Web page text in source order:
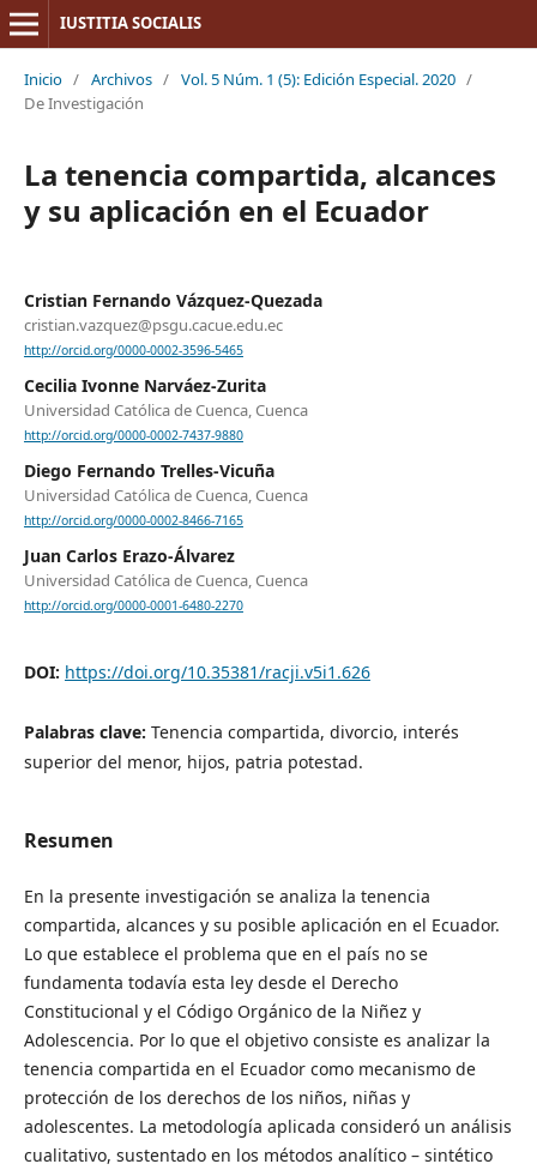
IUSTITIA SOCIALIS
Inicio / Archivos / Vol. 5 Núm. 1 (5): Edición Especial. 2020 /
De Investigación
La tenencia compartida, alcances
y su aplicación en el Ecuador
Cristian Fernando Vázquez-Quezada
cristian.vazquez@psgu.cacue.edu.ec
http://orcid.org/0000-0002-3596-5465
Cecilia Ivonne Narváez-Zurita
Universidad Católica de Cuenca, Cuenca
http://orcid.org/0000-0002-7437-9880
Diego Fernando Trelles-Vicuña
Universidad Católica de Cuenca, Cuenca
http://orcid.org/0000-0002-8466-7165
Juan Carlos Erazo-Álvarez
Universidad Católica de Cuenca, Cuenca
http://orcid.org/0000-0001-6480-2270
DOI: https://doi.org/10.35381/racji.v5i1.626
Palabras clave: Tenencia compartida, divorcio, interés
superior del menor, hijos, patria potestad.
Resumen
En la presente investigación se analiza la tenencia
compartida, alcances y su posible aplicación en el Ecuador.
Lo que establece el problema que en el país no se
fundamenta todavía esta ley desde el Derecho
Constitucional y el Código Orgánico de la Niñez y
Adolescencia. Por lo que el objetivo consiste es analizar la
tenencia compartida en el Ecuador como mecanismo de
protección de los derechos de los niños, niñas y
adolescentes. La metodología aplicada consideró un análisis
cualitativo, sustentado en los métodos analítico – sintético